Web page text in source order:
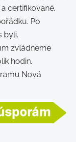
certifikované.
Po
byli.
zvládneme
hodin.
Nová